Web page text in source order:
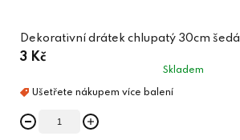
Dekorativní drátek chlupatý 30cm šedá
3 Kč
Skladem